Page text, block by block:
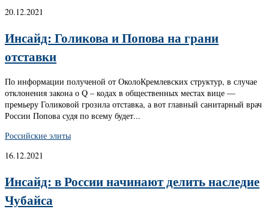
20.12.2021
Инсайд: Голикова и Попова на грани
отставки
По информации полученой от ОколоКремлевских структур, в случае
отклонения закона о Q – кодах в общественных местах вице —
премьеру Голиковой грозила отставка, а вот главный санитарный врач
России Попова судя по всему будет...
Российские элиты
16.12.2021
Инсайд: в России начинают делить наследие
Чубайса